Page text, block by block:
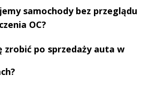
samochody bez przeglądu
OC?
zrobić po sprzedaży auta w
?